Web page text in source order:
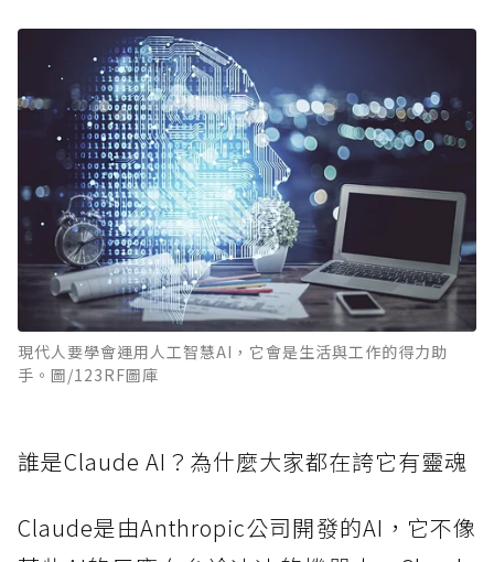
現代人要學會運用人工智慧AI，它會是生活與工作的得力助
手。圖/123RF圖庫
誰是Claude AI？為什麼大家都在誇它有靈魂
Claude是由Anthropic公司開發的AI，它不像